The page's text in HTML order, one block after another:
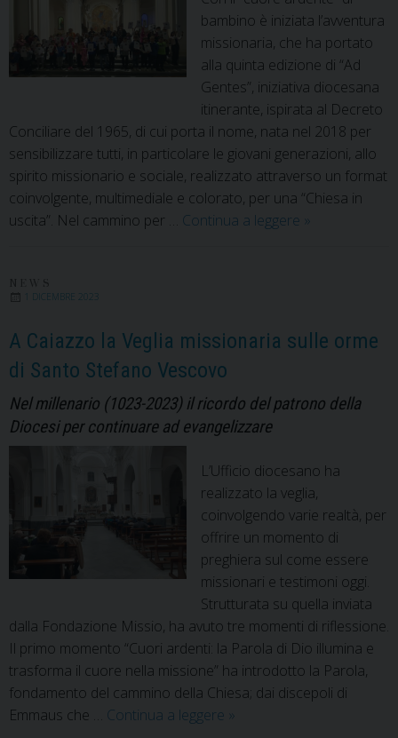
bambino è iniziata l’avventura
missionaria, che ha portato
alla quinta edizione di “Ad
Gentes”, iniziativa diocesana
itinerante, ispirata al Decreto
Conciliare del 1965, di cui porta il nome, nata nel 2018 per
sensibilizzare tutti, in particolare le giovani generazioni, allo
spirito missionario e sociale, realizzato attraverso un format
coinvolgente, multimediale e colorato, per una “Chiesa in
uscita”. Nel cammino per … Continua a leggere Ad
piedi
in
verso
»
1 DICEMBRE 2023
A Caiazzo la Veglia missionaria sulle orme
di Santo Stefano Vescovo
Nel millenario (1023-2023) il ricordo del patrono della
Diocesi per continuare ad evangelizzare
L’Ufficio diocesano ha
realizzato la veglia,
coinvolgendo varie realtà, per
offrire un momento di
preghiera sul come essere
missionari e testimoni oggi.
Strutturata su quella inviata
dalla Fondazione Missio, ha avuto tre momenti di riflessione.
Il primo momento “Cuori ardenti: la Parola di Dio illumina e
trasforma il cuore nella missione” ha introdotto la Parola,
fondamento del cammino della Chiesa; dai discepoli di
Emmaus che … Continua a leggere A»